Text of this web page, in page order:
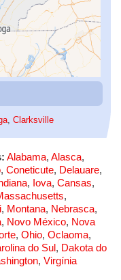
Clarksville
Alabama, Alasca,
, Coneticute, Delauare,
, Iova, Cansas,
,
, Montana, Nebrasca,
, Novo México, Nova
, Ohio, Oclaoma,
do Sul, Dakota do
, Virgínia